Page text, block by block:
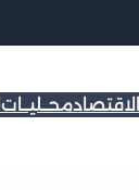
الاقتصادمحــليــات